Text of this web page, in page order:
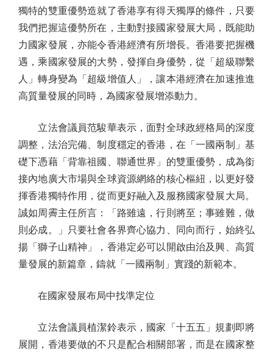
獨特的雙重優勢造就了香港享有得天獨厚的條件，只要
我們把握這優勢所在，主動對接國家發展大局，既能助
力國家發展，亦能令香港經濟有所增長。香港要把握機
遇，乘國家發展的大勢，發揮自身優勢，從「超級聯繫
人」轉身變為「超級增值人」，讓本港經濟在加速推進
高質量發展的同時，為國家發展增添動力。
立法會議員范駿華表示，面對全球政經格局的深度
調整，法治完備、制度穩定的香港，在「一國兩制」基
礎下憑藉「背靠祖國、聯通世界」的雙重優勢，成為銜
接內地廣大市場與全球資源網絡的核心樞紐，以更好發
揮香港獨特作用，從而更好融入及服務國家發展大局。
誠如周霽主任所言：「路雖遠，行則將至；事雖難，做
則必成。」只要社會各界齊心協力、同向而行，始終弘
揚「獅子山精神」，香港定必可以開啟由治及興、高質
量發展的新篇章，鑄就「一國兩制」實踐的新範本。
在國家發展布局中找準定位
立法會議員植潔鈴表示，國家「十五五」規劃即將
展開，香港要做的不只是配合相關部署，而是在國家整